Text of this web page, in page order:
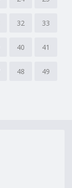
32 33
40 41
48 49